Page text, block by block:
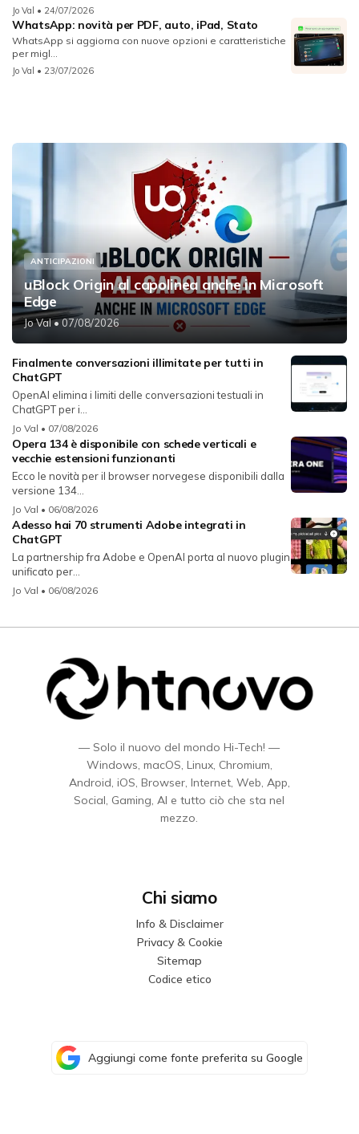
Jo Val • 24/07/2026
WhatsApp: novità per PDF, auto, iPad, Stato
WhatsApp si aggiorna con nuove opzioni e caratteristiche
per migl...
Jo Val • 23/07/2026
ANTICIPAZIONI
uBlock Origin al capolinea anche in Microsoft
Edge
Jo Val• 07/08/2026
Finalmente conversazioni illimitate per tutti in
ChatGPT
OpenAI elimina i limiti delle conversazioni testuali in
ChatGPT per i...
Jo Val • 07/08/2026
Opera 134 è disponibile con schede verticali e
vecchie estensioni funzionanti
Ecco le novità per il browser norvegese disponibili dalla
versione 134...
Jo Val • 06/08/2026
Adesso hai 70 strumenti Adobe integrati in
ChatGPT
La partnership fra Adobe e OpenAI porta al nuovo plugin
unificato per...
Jo Val • 06/08/2026
— Solo il nuovo del mondo Hi-Tech! —
Windows, macOS, Linux, Chromium,
Android, iOS, Browser, Internet, Web, App,
Social, Gaming, AI e tutto ciò che sta nel
mezzo.
Chi siamo
Info & Disclaimer
Privacy & Cookie
Sitemap
Codice etico
Aggiungi come fonte preferita su Google